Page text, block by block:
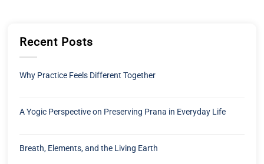
Recent Posts
Why Practice Feels Different Together
A Yogic Perspective on Preserving Prana in Everyday Life
Breath, Elements, and the Living Earth